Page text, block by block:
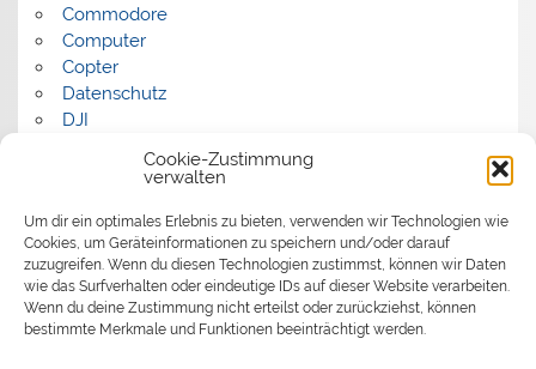
Cookie-Zustimmung
verwalten
Um dir ein optimales Erlebnis zu bieten, verwenden wir Technologien wie
Cookies, um Geräteinformationen zu speichern und/oder darauf
zuzugreifen. Wenn du diesen Technologien zustimmst, können wir Daten
wie das Surfverhalten oder eindeutige IDs auf dieser Website verarbeiten.
Wenn du deine Zustimmung nicht erteilst oder zurückziehst, können
bestimmte Merkmale und Funktionen beeinträchtigt werden.
Commodore
Computer
Copter
Datenschutz
DJI
Panorama
Politik
Retrocomputer
Uncategorized
Video